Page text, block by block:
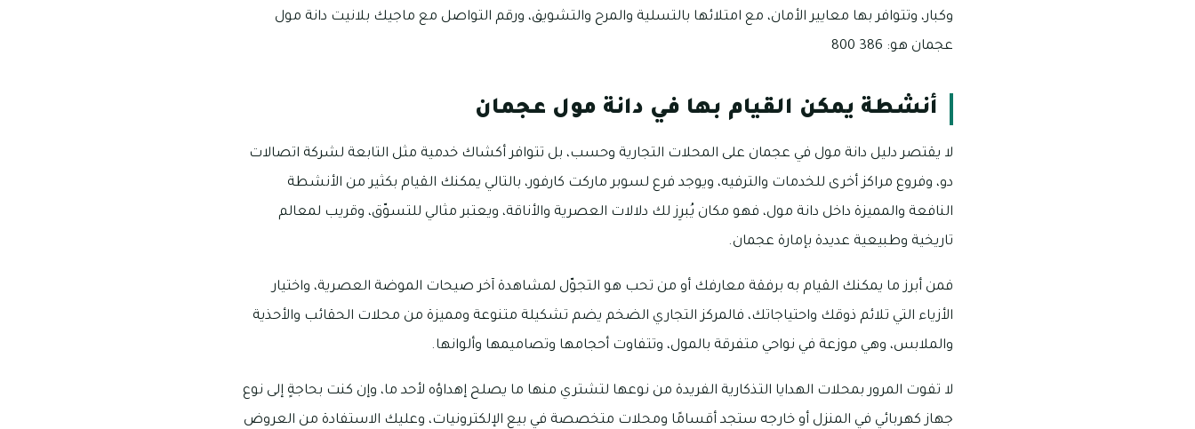
وكبار، وتتوافر بها معايير الأمان، مع امتلائها بالتسلية والمرح والتشويق، ورقم التواصل مع ماجيك بلانيت دانة مول
عجمان هو: 386 800
أنشطة يمكن القيام بها في دانة مول عجمان
لا يقتصر دليل دانة مول في عجمان على المحلات التجارية وحسب، بل تتوافر أكشاك خدمية مثل التابعة لشركة اتصالات
دو، وفروع مراكز أخرى للخدمات والترفيه، ويوجد فرع لسوبر ماركت كارفور، بالتالي يمكنك القيام بكثير من الأنشطة
النافعة والمميزة داخل دانة مول، فهو مكان يُبرِز لك دلالات العصرية والأناقة، ويعتبر مثالي للتسوّق، وقريب لمعالم
تاريخية وطبيعية عديدة بإمارة عجمان.
فمن أبرز ما يمكنك القيام به برفقة معارفك أو من تحب هو التجوّل لمشاهدة آخر صيحات الموضة العصرية، واختيار
الأزياء التي تلائم ذوقك واحتياجاتك، فالمركز التجاري الضخم يضم تشكيلة متنوعة ومميزة من محلات الحقائب والأحذية
والملابس، وهي موزعة في نواحي متفرقة بالمول، وتتفاوت أحجامها وتصاميمها وألوانها.
لا تفوت المرور بمحلات الهدايا التذكارية الفريدة من نوعها لتشتري منها ما يصلح إهداؤه لأحد ما، وإن كنت بحاجةٍ إلى نوع
جهاز كهربائي في المنزل أو خارجه ستجد أقسامًا ومحلات متخصصة في بيع الإلكترونيات، وعليك الاستفادة من العروض